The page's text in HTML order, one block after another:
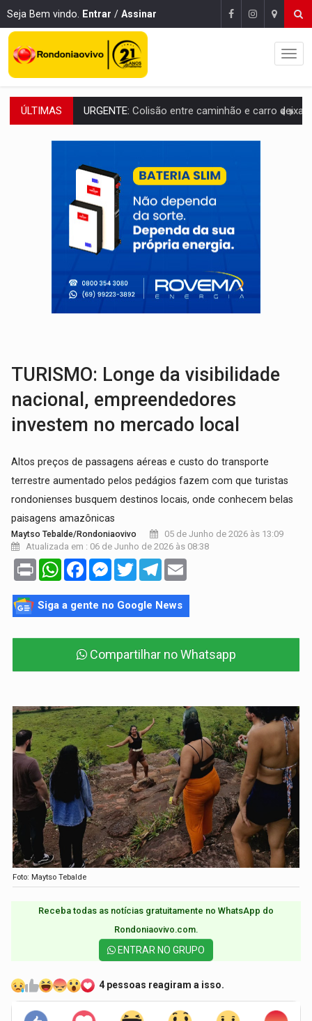
Seja Bem vindo. Entrar / Assinar
ÚLTIMAS ENCONTRO:Amazônia Negra ganha projeção nacional com participação de
PREVISÃO:Porto Velho tem chances de chuvas isoladas nesta
SINDICATOS UNIDOS:Assembleia Geral delibera greve da educação
PROCESSO SELETIVO: Rondoniaovivo abre oficina de Comunicação com
BRASIL CONTRA O CRIME:
TRAGÉDIA:Sobe para cinco o número de mortos em colisão entre carreta e
TRANSPORTE DE ARROZ:MPF assegura cumprimento da legislação sobre transporte
TURISMO: Longe da visibilidade
nacional, empreendedores
investem no mercado local
Altos preços de passagens aéreas e custo do transporte
terrestre aumentado pelos pedágios fazem com que turistas
rondonienses busquem destinos locais, onde conhecem belas
paisagens amazônicas
Maytso Tebalde/Rondoniaovivo
05 de Junho de 2026 às 13:09
Atualizada em : 06 de Junho de 2026 às 08:38
Print WhatsAppFacebookMessenger
TwitterTelegram
Siga a gente no Google News
Compartilhar no Whatsapp
Foto: Maytso Tebalde
Receba todas as notícias gratuitamente no WhatsApp do
Rondoniaovivo.com.​
ENTRAR NO GRUPO
4 pessoas reagiram a isso.